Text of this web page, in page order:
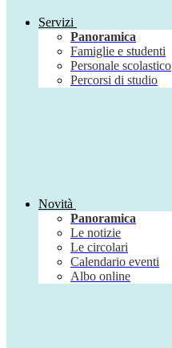
Servizi
Panoramica
Famiglie e studenti
Personale scolastico
Percorsi di studio
Novità
Panoramica
Le notizie
Le circolari
Calendario eventi
Albo online